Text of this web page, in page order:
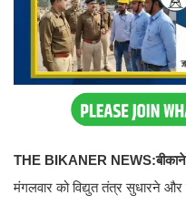
THE BIKANER NEWS:
मंगलवार को विद्युत तंत्र सुधारने